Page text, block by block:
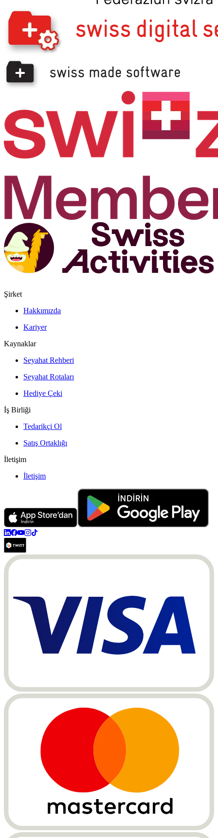
Şirket
Hakkımızda
Kariyer
Kaynaklar
Seyahat Rehberi
Seyahat Rotaları
Hediye Çeki
İş Birliği
Tedarikçi Ol
Satış Ortaklığı
İletişim
İletişim